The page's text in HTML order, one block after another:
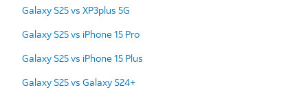
Galaxy S25 vs XP3plus 5G
Galaxy S25 vs iPhone 15 Pro
Galaxy S25 vs iPhone 15 Plus
Galaxy S25 vs Galaxy S24+